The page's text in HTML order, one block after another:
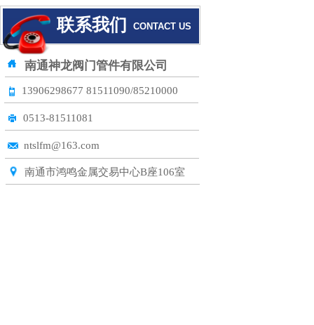
联系我们 CONTACT US
CONTACT US
联系我们CONTACT US
南通神龙阀门管件有限公司
13906298677 81511090/85210000
0513-81511081
ntslfm@163.com
南通市鸿鸣金属交易中心B座106室